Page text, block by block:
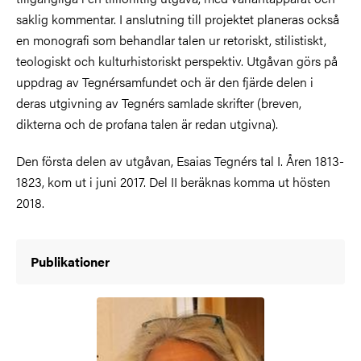
saklig kommentar. I anslutning till projektet planeras också
en monografi som behandlar talen ur retoriskt, stilistiskt,
teologiskt och kulturhistoriskt perspektiv. Utgåvan görs på
uppdrag av Tegnérsamfundet och är den fjärde delen i
deras utgivning av Tegnérs samlade skrifter (breven,
dikterna och de profana talen är redan utgivna).
Den första delen av utgåvan, Esaias Tegnérs tal I. Åren 1813-
1823, kom ut i juni 2017. Del II beräknas komma ut hösten
2018.
Publikationer